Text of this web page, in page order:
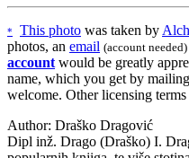
* This photo was taken by
photos, an email (account needed)
accountwould be greatly
name, which you get by
welcome. Other licensing terms
Author: Draško Dragović
Dipl inž. Drago (Draško) I.